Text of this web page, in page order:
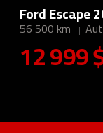
Ford Escape
56 500 km
12 999